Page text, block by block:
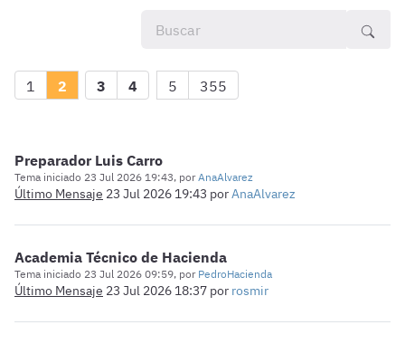
1 2 3 4 5 355
Preparador Luis Carro
Tema iniciado 23 Jul 2026 19:43, porAnaAlvarez
Último Mensaje 23 Jul 2026 19:43 porAnaAlvarez
Academia Técnico de Hacienda
Tema iniciado 23 Jul 2026 09:59, por PedroHacienda
Último Mensaje 23 Jul 2026 18:37 por rosmir